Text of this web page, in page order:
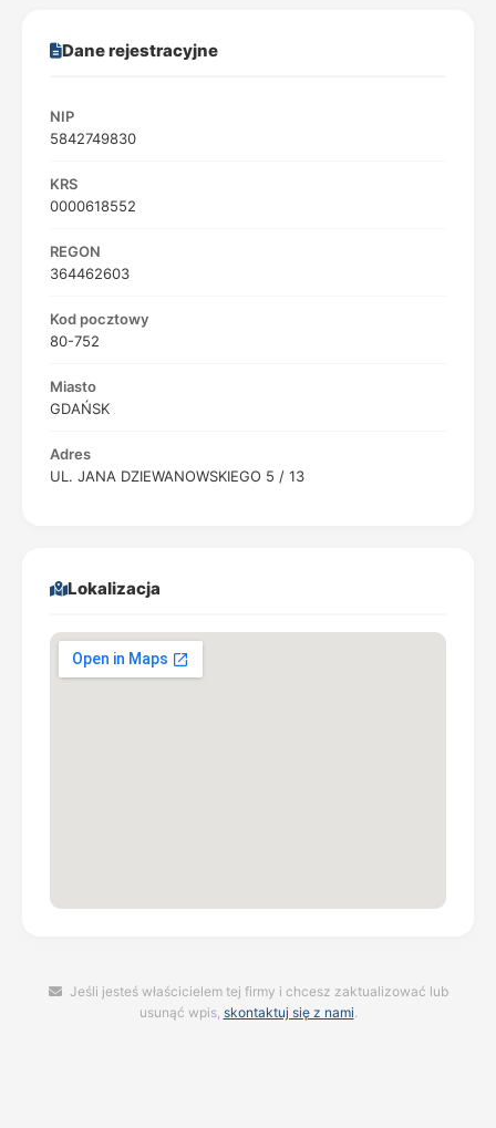
Dane rejestracyjne
NIP
5842749830
KRS
0000618552
REGON
364462603
Kod pocztowy
80-752
Miasto
GDAŃSK
Adres
UL. JANA DZIEWANOWSKIEGO 5 / 13
Lokalizacja
Jeśli jesteś właścicielem tej firmy i chcesz zaktualizować lub
usunąć wpis, skontaktuj się z nami.